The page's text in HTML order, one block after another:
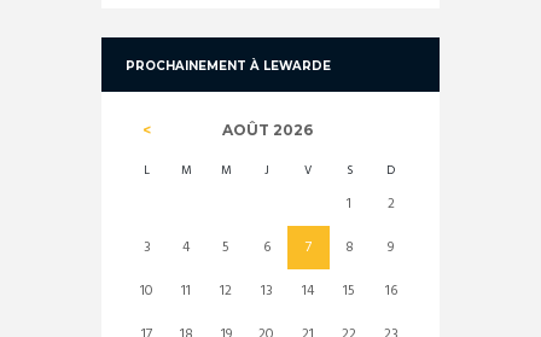
PROCHAINEMENT À LEWARDE
AOÛT 2026
L M M J V S D
1
2
3
4 5 6 7 8
9
10
11 12 13 14 15
16